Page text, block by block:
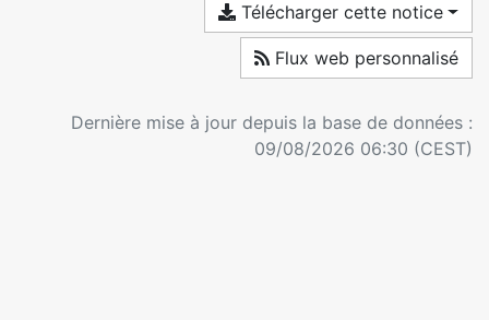
Télécharger cette notice
Flux web personnalisé
Dernière mise à jour depuis la base de données :
09/08/2026 06:30 (CEST)